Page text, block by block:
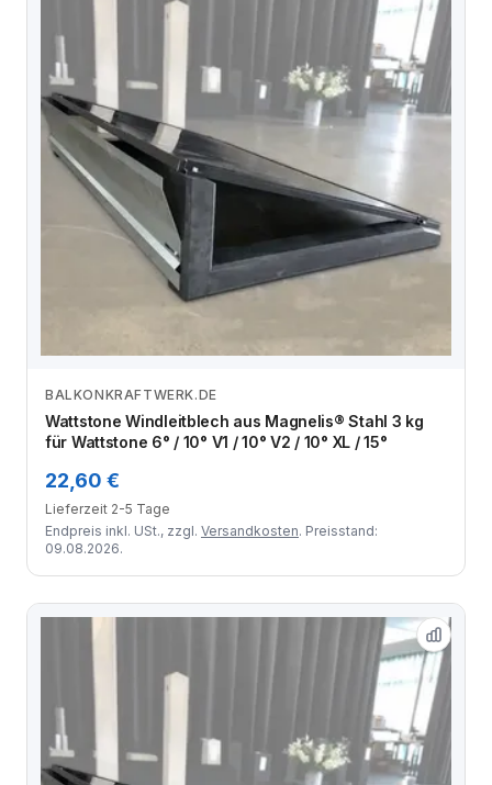
Zum Angebot
BALKONKRAFTWERK.DE
Wattstone Windleitblech aus Magnelis® Stahl 3 kg
für Wattstone 6° / 10° V1 / 10° V2 / 10° XL / 15°
22,60 €
Lieferzeit 2-5 Tage
Endpreis inkl. USt., zzgl. Versandkosten. Preisstand:
09.08.2026.